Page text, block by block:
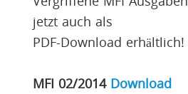
jetzt auch als
PDF-Download erhältlich!
MFI 02/2014 Download